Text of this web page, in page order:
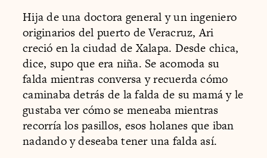
Hija de una doctora general y un ingeniero
originarios del puerto de Veracruz, Ari
creció en la ciudad de Xalapa. Desde chica,
dice, supo que era niña. Se acomoda su
falda mientras conversa y recuerda cómo
caminaba detrás de la falda de su mamá y le
gustaba ver cómo se meneaba mientras
recorría los pasillos, esos holanes que iban
nadando y deseaba tener una falda así.